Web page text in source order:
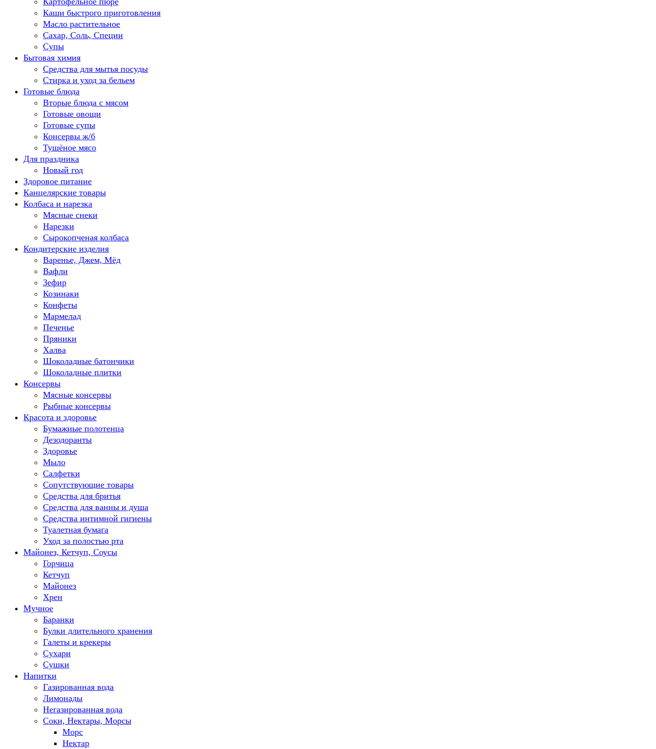
Каши быстрого приготовления
Масло растительное
Сахар, Соль, Специи
Супы
Бытовая химия
Средства для мытья посуды
Стирка и уход за бельем
Готовые блюда
Вторые блюда с мясом
Готовые овощи
Готовые супы
Консервы ж/б
Тушёное мясо
Для праздника
Новый год
Здоровое питание
Канцелярские товары
Колбаса и нарезка
Мясные снеки
Нарезки
Сырокопченая колбаса
Кондитерские изделия
Варенье, Джем, Мёд
Вафли
Зефир
Козинаки
Конфеты
Мармелад
Печенье
Пряники
Халва
Шоколадные батончики
Шоколадные плитки
Консервы
Мясные консервы
Рыбные консервы
Красота и здоровье
Бумажные полотенца
Дезодоранты
Здоровье
Мыло
Салфетки
Сопутствующие товары
Средства для бритья
Средства для ванны и душа
Средства интимной гигиены
Туалетная бумага
Уход за полостью рта
Майонез, Кетчуп, Соусы
Горчица
Кетчуп
Майонез
Хрен
Мучное
Баранки
Булки длительного хранения
Галеты и крекеры
Сухари
Сушки
Напитки
Газированная вода
Лимонады
Негазированная вода
Соки, Нектары, Морсы
Морс
Нектар